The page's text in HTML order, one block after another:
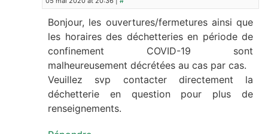
Bonjour, les ouvertures/fermetures ainsi que
les horaires des déchetteries en période de
confinement COVID-19 sont
malheureusement décrétées au cas par cas.
Veuillez svp contacter directement la
déchetterie en question pour plus de
renseignements.